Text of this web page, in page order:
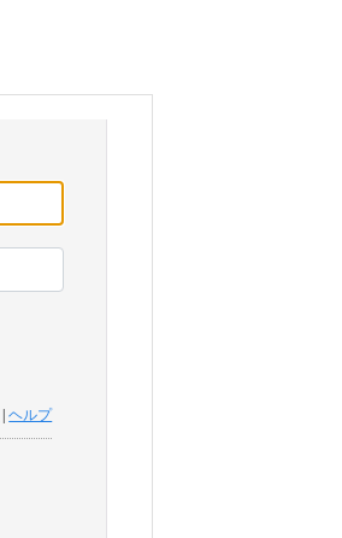
|ヘルプ